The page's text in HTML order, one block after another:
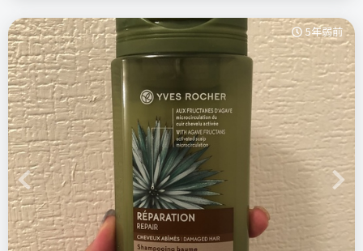
ログイン
おすすめする人・おすすめしない人
見た目、香り、泡立ちを総合的に重視する方におすすめ。ある
いは猫毛の方におすすめ。髪が太めの方にはやや物足りないか
も？
比較したもの・こちらを選んだ理由
今年話題のYOLUと迷いましたが、透明ボトルが可愛すぎてこ
ちらに。総合点はかなり高いです。
MILBON ミルボン
ヒートプロテクティブシャンプー
リピート回数・頻度
はじめて
次回のリピート予定
次回もリピートしたい◎
良いところ
予想外に少量でも泡立ちがよいこと。
しっとりタイプを選んだのですがその効果はそれほど感じない
です。
すすいだ直後は少し軋みを感じますが、トリートメントまで終
わるとしなやかになるのでそこはあまり気にしていません。
（軋みを感じるシャンプーが必ずしも悪いわけではないと以前
美容師さんが言っていたのでそれを信じています）
ナプラの商品は良いものが多く個人的に信頼感高いのですが、
香り等含めてちょっと古臭い感じが否めないのでこのシャンプ
ーはリピートしないかな…
次は違うナプラのシャンプーにしたいと思います。
Previous Next
5年弱前